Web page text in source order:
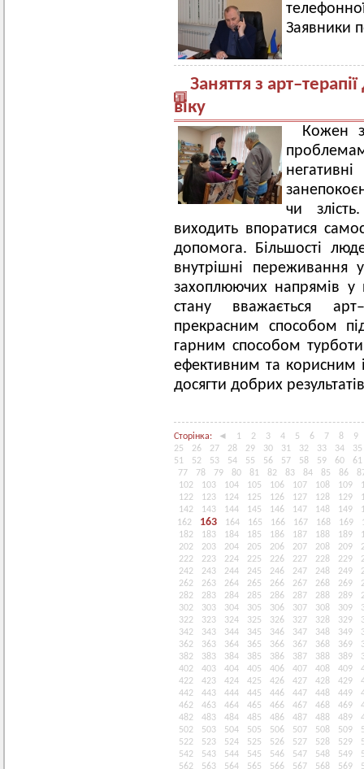
Заявники
Заняття з
віку
Кожен з
чи
виходить впоратися
допомога. Більшості
внутрішні
захоплюючих напрямів у
стану вважається
прекрасним способом
гарним способом
ефективним та корисним
досягти добрих
Сторінка: ◄ 1 2 3 4 5 6 7 8
9
25
26 27 28 29 30 31 32 33 34
35
51
52 53 54 55 56 57 58 59 60
61
77
78 79 80 81 82 83 84 85 86
102
103 104 105 106 107 108 109
122
123 124 125 126 127 128 129
142
143 144 145 146 147 148 149
162
163 164 165 166 167 168 169
182
183 184 185 186 187 188 189
202
203 204 205 206 207 208 209
222
223 224 225 226 227 228 229
242
243 244 245 246 247 248 249
262
263 264 265 266 267 268 269
282
283 284 285 286 287 288 289
302
303 304 305 306 307 308 309
322
323 324 325 326 327 328 329
342
343 344 345 346 347 348 349
362
363 364 365 366 367 368 369
382
383 384 385 386 387 388 389
402
403 404 405 406 407 408 409
422
423 424 425 426 427 428 429
442
443 444 445 446 447 448 449
462
463 464 465 466 467 468 469
482
483 484 485 486 487 488 489
502
503 504 505 506 507 508 509
522
523 524 525 526 527 528 529
542
543 544 545 546 547 548 549
562
563 564 565 566 567 568 569